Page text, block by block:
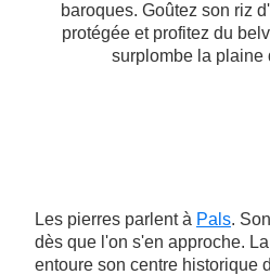
baroques. Goûtez son riz
protégée et profitez du
surplombe la plaine
Les pierres parlent à Pals.
dès que l'on s'en approche.
entoure son centre historique